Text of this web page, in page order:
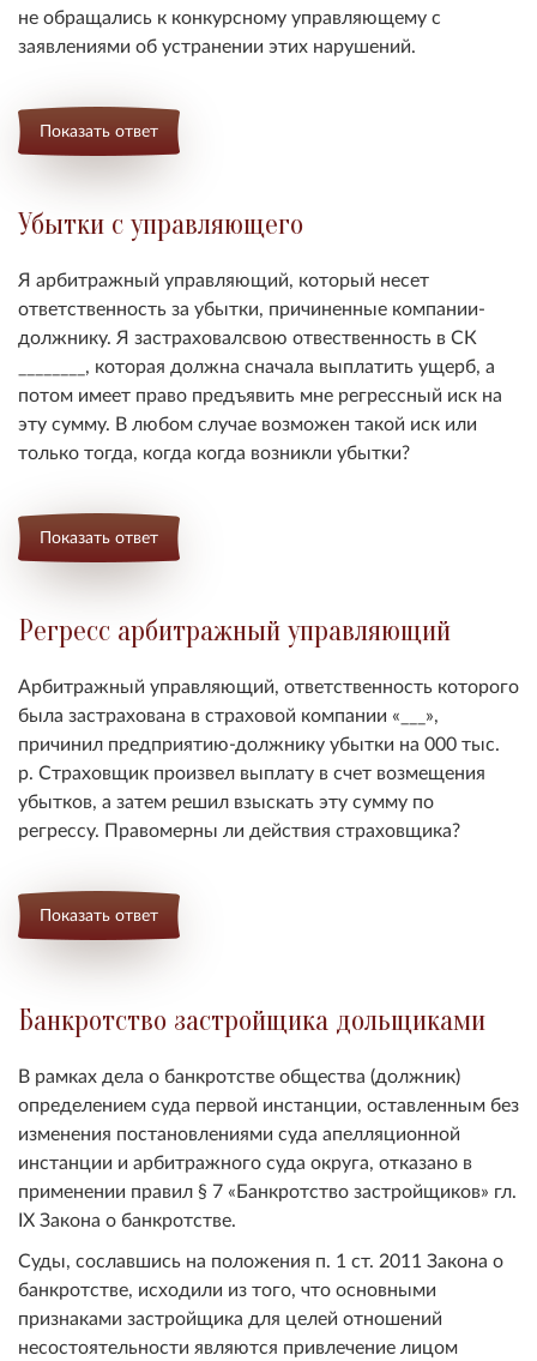
не обращались к конкурсному управляющему с
заявлениями об устранении этих нарушений.
Показать ответ
Убытки с управляющего
Я арбитражный управляющий, который несет
ответственность за убытки, причиненные компании-
должнику. Я застраховалсвою отвественность в СК
________, которая должна сначала выплатить ущерб, а
потом имеет право предъявить мне регрессный иск на
эту сумму. В любом случае возможен такой иск или
только тогда, когда когда возникли убытки?
Показать ответ
Регресс арбитражный управляющий
Арбитражный управляющий, ответственность которого
была застрахована в страховой компании «___»,
причинил предприятию-должнику убытки на 000 тыс.
р. Страховщик произвел выплату в счет возмещения
убытков, а затем решил взыскать эту сумму по
регрессу. Правомерны ли действия страховщика?
Показать ответ
Банкротство застройщика дольщиками
В рамках дела о банкротстве общества (должник)
определением суда первой инстанции, оставленным без
изменения постановлениями суда апелляционной
инстанции и арбитражного суда округа, отказано в
применении правил § 7 «Банкротство застройщиков» гл.
IX Закона о банкротстве.
Суды, сославшись на положения п. 1 ст. 2011 Закона о
банкротстве, исходили из того, что основными
признаками застройщика для целей отношений
несостоятельности являются привлечение лицом